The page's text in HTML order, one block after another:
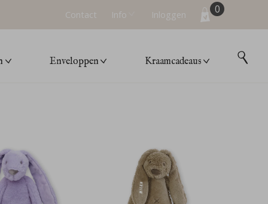
Contact Info Inloggen 0
Enveloppen Kraamcadeaus